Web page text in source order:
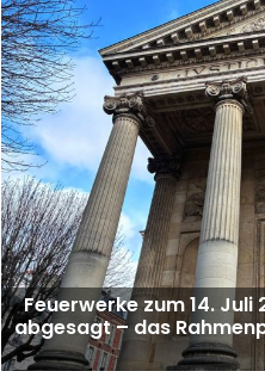
Feuerwerke zum 14.
abgesagt – das